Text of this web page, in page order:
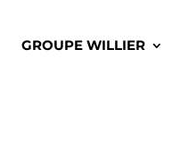
GROUPE WILLIER